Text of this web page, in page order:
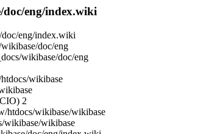
eng/index.wiki
eng/index.wiki
doc/eng
wikibase/doc/eng
wikibase
2
htdocs/wikibase/wikibase
wikibase/wikibase